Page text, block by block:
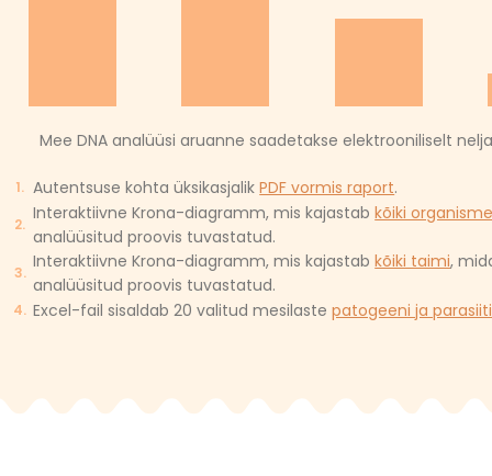
Mee DNA analüüsi aruanne saadetakse elektrooniliselt
Autentsuse kohta üksikasjalikPDF vormis raport.
Interaktiivne Krona-diagramm, mis kajastabkõiki
analüüsitud proovis tuvastatud.
Interaktiivne Krona-diagramm, mis kajastabkõiki taimi,
analüüsitud proovis tuvastatud.
Excel-fail sisaldab 20 valitud mesilastepatogeeni ja parasiiti